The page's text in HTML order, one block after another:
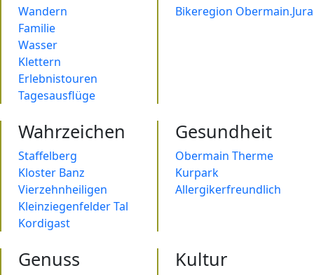
Wandern
Familie
Wasser
Klettern
Erlebnistouren
Tagesausflüge
Bikeregion Obermain.Jura
Wahrzeichen
Staffelberg
Kloster Banz
Vierzehnheiligen
Kleinziegenfelder Tal
Kordigast
Gesundheit
Obermain Therme
Kurpark
Allergikerfreundlich
Genuss Kultur